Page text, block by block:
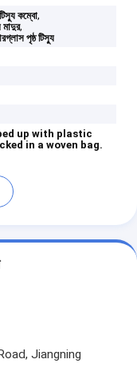
কম্বো,
মাদুর,
পৃষ্ঠ টিস্যু
up with plastic
in a woven bag.
Jiangning